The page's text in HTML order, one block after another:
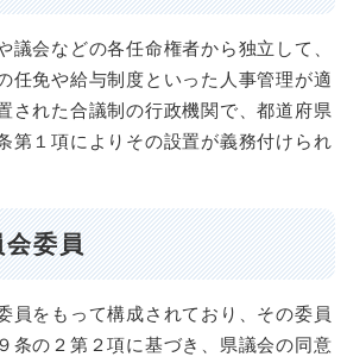
議会などの各任命権者から独立して、
任免や給与制度といった人事管理が適
された合議制の行政機関で、都道府県
第１項によりその設置が義務付けられ
会委員
員をもって構成されており、その委員
条の２第２項に基づき、県議会の同意